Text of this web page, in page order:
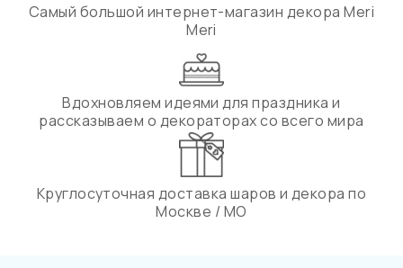
Самый большой интернет-магазин декора Meri
Meri
Вдохновляем идеями для праздника и
рассказываем о декораторах со всего мира
Круглосуточная доставка шаров и декора по
Москве / МО